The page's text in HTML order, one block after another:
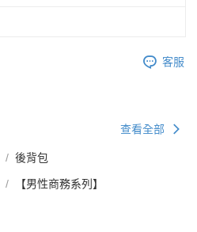
客服
查看全部
後背包
【男性商務系列】